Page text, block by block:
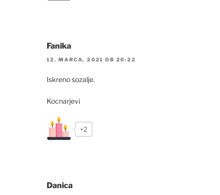
Fanika
12. MARCA, 2021 OB 20:22
Iskreno sozalje.
Kocnarjevi
+2
Danica